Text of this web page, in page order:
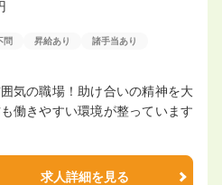
問 昇給あり 諸手当あり
気の職場！助け合いの精神を大
働きやすい環境が整っています
求人詳細を見る